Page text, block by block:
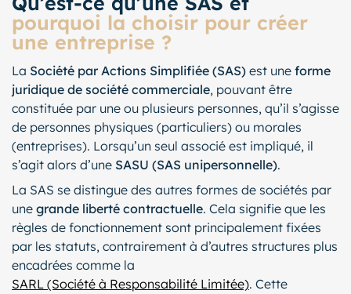
pourquoi la choisir pour créer
une entreprise ?
La Société par Actions Simplifiée (SAS) est une forme
juridique de société commerciale, pouvant être
constituée par une ou plusieurs personnes, qu’il s’agisse
de personnes physiques (particuliers) ou morales
(entreprises). Lorsqu’un seul associé est impliqué, il
s’agit alors d’une SASU (SAS unipersonnelle).
La SAS se distingue des autres formes de sociétés par
une grande liberté contractuelle. Cela signifie que les
règles de fonctionnement sont principalement fixées
par les statuts, contrairement à d’autres structures plus
encadrées comme la
SARL (Société à Responsabilité Limitée). Cette